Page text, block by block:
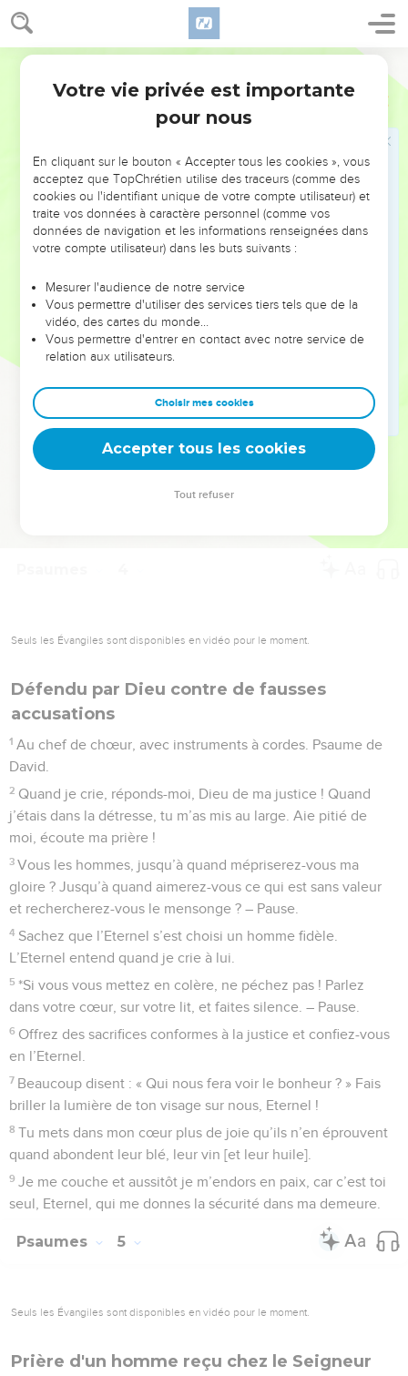
NE MANQUEZ PAS L’ÉVÉNEMENT
DE L’ANNÉE !
ET SI LEURS ERREURS POUVAIENT VOUS ÉVITER LES
VOTRES ?
leur foi ou leur vision. Mais on voit moins les doutes, les erreurs
et les saisons difficiles qu'ils ont traversés, alors même que ce
sont elles qui les ont façonnés.
Dans cette conférence, leaders, entrepreneurs, et responsables
clés pour avancer avec plus de sagesse afin que leurs erreurs
deviennent vos tremplins. Que vous guidiez un ministère, une
équipe, un groupe ou une famille, leur expérience est faite
Seuls les Évangiles sont disponibles en vidéo pour le moment.
Défendu par Dieu contre de fausses
accusations
1 Au chef de chœur, avec instruments à cordes. Psaume de
David.
2 Quand je crie, réponds-moi, Dieu de ma justice ! Quand
j’étais dans la détresse, tu m’as mis au large. Aie pitié de
moi, écoute ma prière !
3 Vous les hommes, jusqu’à quand mépriserez-vous ma
gloire ? Jusqu’à quand aimerez-vous ce qui est sans valeur
et rechercherez-vous le mensonge ? – Pause.
4 Sachez que l’Eternel s’est choisi un homme fidèle.
L’Eternel entend quand je crie à lui.
5 *Si vous vous mettez en colère, ne péchez pas ! Parlez
dans votre cœur, sur votre lit, et faites silence. – Pause.
6 Offrez des sacrifices conformes à la justice et confiez-vous
en l’Eternel.
7 Beaucoup disent : « Qui nous fera voir le bonheur ? » Fais
briller la lumière de ton visage sur nous, Eternel !
8 Tu mets dans mon cœur plus de joie qu’ils n’en éprouvent
quand abondent leur blé, leur vin [et leur huile].
9 Je me couche et aussitôt je m’endors en paix, car c’est toi
seul, Eternel, qui me donnes la sécurité dans ma demeure.
Psaumes 5
Seuls les Évangiles sont disponibles en vidéo pour le moment.
Prière d'un homme reçu chez le Seigneur
Votre vie privée est importante
pour nous
En cliquant sur le bouton « Accepter tous les cookies », vous
acceptez que TopChrétien utilise des traceurs (comme des
cookies ou l'identifiant unique de votre compte utilisateur) et
traite vos données à caractère personnel (comme vos
données de navigation et les informations renseignées dans
votre compte utilisateur) dans les buts suivants :
Mesurer l'audience de notre service
Vous permettre d'utiliser des services tiers tels que de la
vidéo, des cartes du monde…
Vous permettre d'entrer en contact avec notre service de
relation aux utilisateurs.
Choisir mes cookies
Accepter tous les cookies
Tout refuser